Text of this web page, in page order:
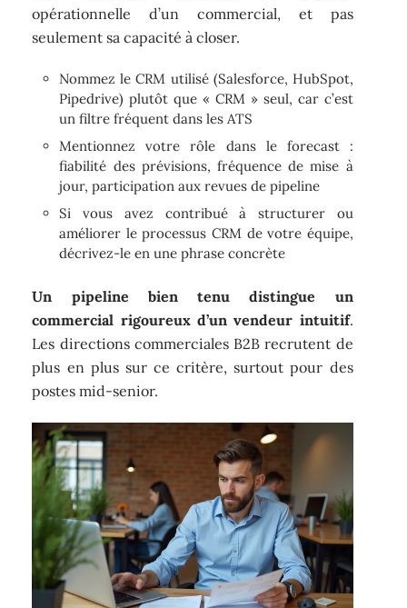
opérationnelle d’un commercial, et pas
seulement sa capacité à closer.
Nommez le CRM utilisé (Salesforce, HubSpot,
Pipedrive) plutôt que « CRM » seul, car c’est
un filtre fréquent dans les ATS
Mentionnez votre rôle dans le forecast :
fiabilité des prévisions, fréquence de mise à
jour, participation aux revues de pipeline
Si vous avez contribué à structurer ou
améliorer le processus CRM de votre équipe,
décrivez-le en une phrase concrète
Un pipeline bien tenu distingue un
commercial rigoureux d’un vendeur intuitif.
Les directions commerciales B2B recrutent de
plus en plus sur ce critère, surtout pour des
postes mid-senior.